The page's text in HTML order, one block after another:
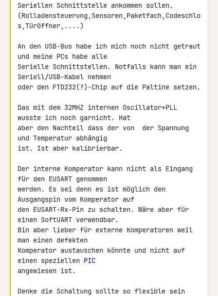
Seriellen Schnittstelle ankommen sollen.
(Rolladensteuerung,Sensoren,Paketfach,Codeschlo
s,Türöffner,....)
An den USB-Bus habe ich mich noch nicht getraut
und meine PCs habe alle
Serielle Schnittstellen. Notfalls kann man ein
Seriell/USB-Kabel nehmen
oder den FTD232(?)-Chip auf die Paltine setzen.
Das mit dem 32MHZ internen Oscillator+PLL
wusste ich noch garnicht. Hat
aber den Nachteil dass der von  der Spannung
und Temperatur abhängig
ist. Ist aber kalibrierbar.
Der interne Komperator kann nicht als Eingang
für den EUSART genommen
werden. Es sei denn es ist möglich den
Ausgangspin vom Komperator auf
den EUSART-Rx-Pin zu schalten. Wäre aber für
einen SoftUART verwendbar.
Bin aber lieber für externe Komperatoren weil
man einen defekten
Komperator austauschen könnte und nicht auf
einen speziellen PIC
angewiesen ist.
Denke die Schaltung sollte so flexible sein